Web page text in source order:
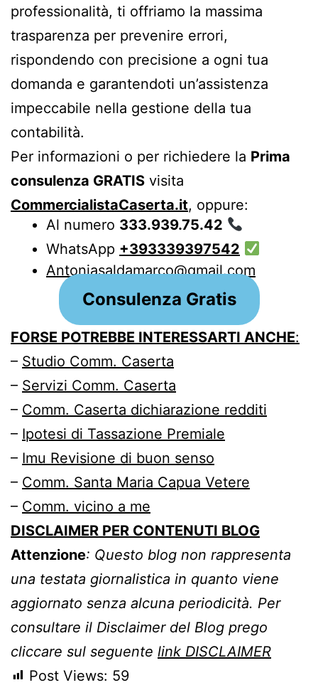
professionalità, ti offriamo la massima
trasparenza per prevenire errori,
rispondendo con precisione a ogni tua
domanda e garantendoti un’assistenza
impeccabile nella gestione della tua
contabilità.
Per informazioni o per richiedere la Prima
consulenza GRATIS visita
CommercialistaCaserta.it, oppure:
Al numero 333.939.75.42
WhatsApp +393339397542
Antoniasaldamarco@gmail.com
Consulenza Gratis
FORSE POTREBBE INTERESSARTI ANCHE:
– Studio Comm. Caserta
– Servizi Comm. Caserta
– Comm. Caserta dichiarazione redditi
– Ipotesi di Tassazione Premiale
– Imu Revisione di buon senso
– Comm. Santa Maria Capua Vetere
– Comm. vicino a me
DISCLAIMER PER CONTENUTI BLOG
Attenzione: Questo blog non rappresenta
una testata giornalistica in quanto viene
aggiornato senza alcuna periodicità. Per
consultare il Disclaimer del Blog prego
cliccare sul seguente link DISCLAIMER
Post Views: 59